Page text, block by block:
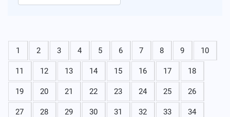
1 2 3 4 5 6 7 8 9 10
11 12 13 14 15 16 17 18
19 20 21 22 23 24 25 26
27 28 29 30 31 32 33 34